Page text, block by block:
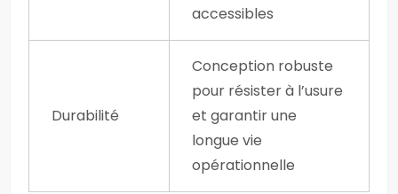
accessibles
Durabilité
Conception robuste
pour résister à l’usure
et garantir une
longue vie
opérationnelle